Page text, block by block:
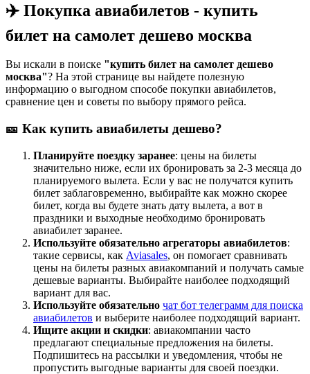
✈️ Покупка авиабилетов - купить
билет на самолет дешево москва
Вы искали в поиске "купить билет на самолет дешево
москва"? На этой странице вы найдете полезную
информацию о выгодном способе покупки авиабилетов,
сравнение цен и советы по выбору прямого рейса.
🎫 Как купить авиабилеты дешево?
Планируйте поездку заранее: цены на билеты
значительно ниже, если их бронировать за 2-3 месяца до
планируемого вылета. Если у вас не получатся купить
билет заблаговременно, выбирайте как можно скорее
билет, когда вы будете знать дату вылета, а вот в
праздники и выходные необходимо бронировать
авиабилет заранее.
Используйте обязательно агрегаторы авиабилетов:
такие сервисы, как Aviasales, он помогает сравнивать
цены на билеты разных авиакомпаний и получать самые
дешевые варианты. Выбирайте наиболее подходящий
вариант для вас.
Используйте обязательно чат бот телеграмм для поиска
авиабилетов и выберите наиболее подходящий вариант.
Ищите акции и скидки: авиакомпании часто
предлагают специальные предложения на билеты.
Подпишитесь на рассылки и уведомления, чтобы не
пропустить выгодные варианты для своей поездки.